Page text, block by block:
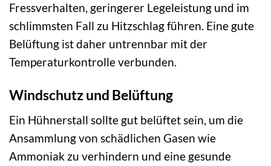
Fressverhalten, geringerer Legeleistung und im
schlimmsten Fall zu Hitzschlag führen. Eine gute
Belüftung ist daher untrennbar mit der
Temperaturkontrolle verbunden.
Windschutz und Belüftung
Ein Hühnerstall sollte gut belüftet sein, um die
Ansammlung von schädlichen Gasen wie
Ammoniak zu verhindern und eine gesunde